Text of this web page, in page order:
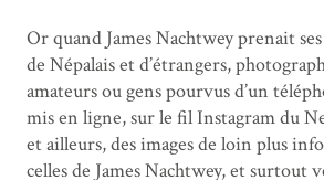
Or quand James Nachtwey prenait
de Népalais et d’étrangers,
amateurs ou gens pourvus d’un
mis en ligne, sur le fil Instagram du
et ailleurs, des images de loin plus
celles de James Nachtwey, et surtout